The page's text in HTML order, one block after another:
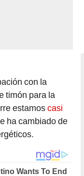
con la
timón para la
estamoscasi
ha cambiado de